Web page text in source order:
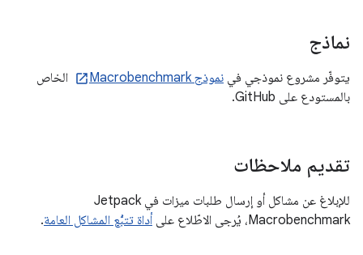
نماذج
يتوفّر مشروع نموذجي في نموذج Macrobenchmark
الخاص
بالمستودع على GitHub.
تقديم ملاحظات
للإبلاغ عن مشاكل أو إرسال طلبات ميزات في Jetpack
Macrobenchmark، يُرجى الاطّلاع على
أداة تتبُّع المشاكل العامة.